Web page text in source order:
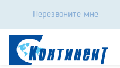
Перезвоните мне